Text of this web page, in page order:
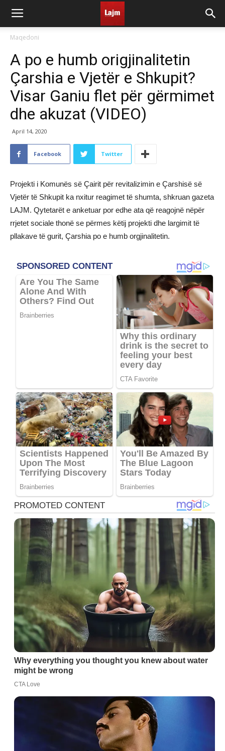
Maqedoni
A po e humb origjinalitetin
Çarshia e Vjetër e Shkupit?
Visar Ganiu flet për gërmimet
dhe akuzat (VIDEO)
April 14, 2020
Facebook Twitter
Projekti i Komunës së Çairit për revitalizimin e Çarshisë së
Vjetër të Shkupit ka nxitur reagimet të shumta, shkruan gazeta
LAJM. Qytetarët e anketuar por edhe ata që reagojnë nëpër
rrjetet sociale thonë se përmes këtij projekti dhe largimit të
pllakave të gurit, Çarshia po e humb orgjinalitetin.